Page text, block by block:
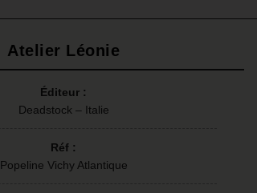
Atelier Léonie
Éditeur :
Deadstock – Italie
Réf :
Popeline Vichy Atlantique